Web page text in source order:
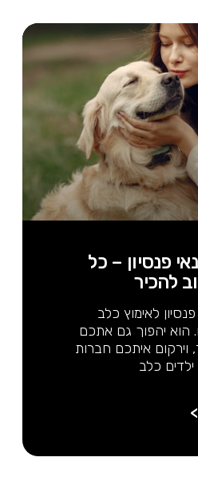
פנסיון – כל
להכיר
לאימוץ כלב
הוא יהפוך גם אתכם
וירקום איתכם חברות
כלב